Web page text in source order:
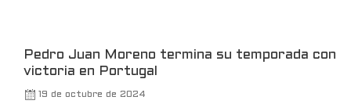
Pedro Juan Moreno termina su temporada con
victoria en Portugal
19 de octubre de 2024